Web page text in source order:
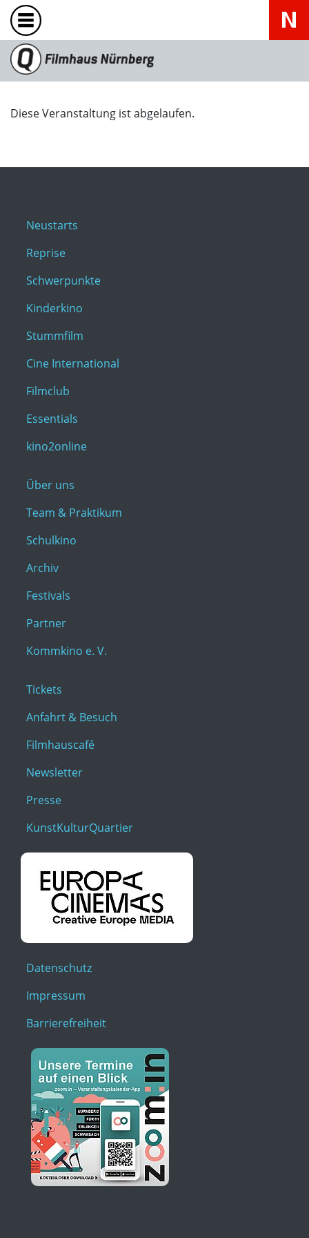
Diese Veranstaltung ist abgelaufen.
Neustarts
Reprise
Schwerpunkte
Kinderkino
Stummfilm
Cine International
Filmclub
Essentials
kino2online
Über uns
Team & Praktikum
Schulkino
Archiv
Festivals
Partner
Kommkino e. V.
Tickets
Anfahrt & Besuch
Filmhauscafé
Newsletter
Presse
KunstKulturQuartier
Datenschutz
Impressum
Barrierefreiheit